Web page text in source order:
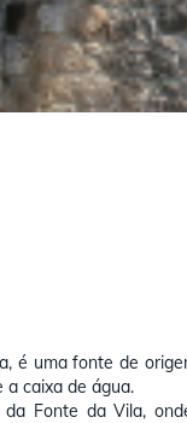
é uma fonte de
a caixa de água.
Fonte da Vila,